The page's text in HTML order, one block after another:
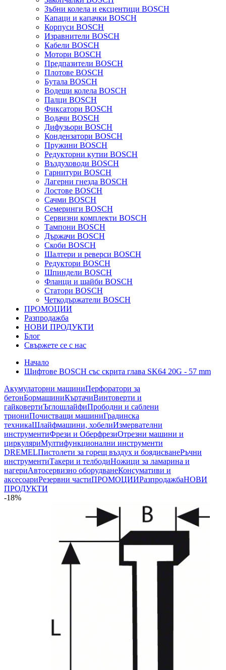
Зъбни колела и ексцентици BOSCH
Капаци и капачки BOSCH
Корпуси BOSCH
Изравнители BOSCH
Кабели BOSCH
Мотори BOSCH
Предпазители BOSCH
Плотове BOSCH
Бутала BOSCH
Водещи колела BOSCH
Палци BOSCH
Фиксатори BOSCH
Водачи BOSCH
Дифузьори BOSCH
Кондензатори BOSCH
Пружини BOSCH
Редукторни кутии BOSCH
Въздуховоди BOSCH
Гарнитури BOSCH
Лагерни гнезда BOSCH
Лостове BOSCH
Сачми BOSCH
Семеринги BOSCH
Сервизни комплекти BOSCH
Тампони BOSCH
Държачи BOSCH
Скоби BOSCH
Шалтери и реверси BOSCH
Редуктори BOSCH
Шпиндели BOSCH
Фланци и шайби BOSCH
Статори BOSCH
Четкодържатели BOSCH
ПРОМОЦИИ
Разпродажба
НОВИ ПРОДУКТИ
Блог
Свържете се с нас
Начало
Щифтове BOSCH със скрита глава SK64 20G - 57 mm
Акумулаторни машиниПерфоратори за
бетонБормашиниКъртачиВинтоверти и
гайковертиЪглошлайфиПрободни и саблени
триониПочистващи машиниГрадинска
техникаШлайфмашини, хобелиИзмервателни
инструментиФрези и ОберфрезиОтрезни машини и
циркуляриМултифункционални инструменти
DREMELПистолети за горещ въздух и боядисванеРъчни
инструментиТакери и телбодиНожици за ламарина и
нагериАвтосервизно оборудванеКонсумативи и
аксесоариРезервни частиПРОМОЦИИРазпродажбаНОВИ
ПРОДУКТИ
-18%